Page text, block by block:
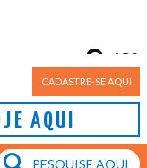
CADASTRE-SE AQUI
AQUI
Porto Alegre
13°